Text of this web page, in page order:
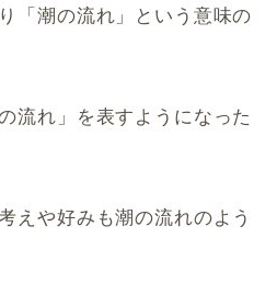
「潮の流れ」という意味の
流れ」を表すようになった
えや好みも潮の流れのよう